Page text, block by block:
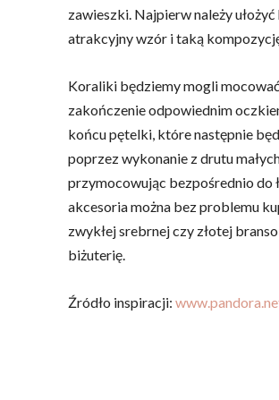
zawieszki. Najpierw należy
atrakcyjny wzór i taką
Koraliki będziemy mogli
zakończenie odpowiednim
końcu pętelki, które następnie
poprzez wykonanie z drutu
przymocowując bezpośrednio do
akcesoria można bez problemu
zwykłej srebrnej czy złotej
biżuterię.
Źródło inspiracji: